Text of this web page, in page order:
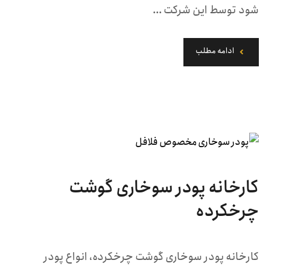
شود توسط این شرکت ...
ادامه مطلب
کارخانه پودر سوخاری گوشت
چرخکرده
کارخانه پودر سوخاری گوشت چرخکرده، انواع پودر